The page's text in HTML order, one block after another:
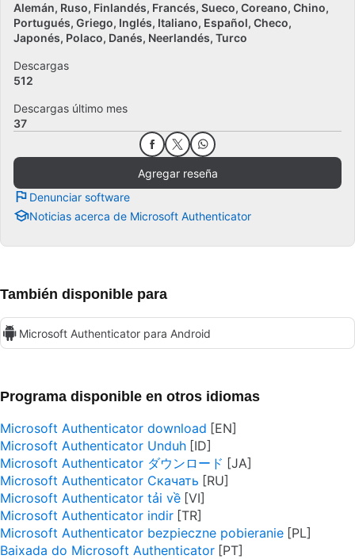
Alemán Ruso Finlandés Francés Sueco Coreano Chino
Portugués Griego Inglés Italiano Español Checo
Japonés Polaco Danés Neerlandés Turco
Descargas
512
Descargas último mes
37
Agregar reseña
Denunciar software
Noticias acerca de Microsoft Authenticator
También disponible para
Microsoft Authenticator para Android
Programa disponible en otros idiomas
Microsoft Authenticator download
Microsoft Authenticator Unduh
Microsoft Authenticator ダウンロード
Microsoft Authenticator Скачать
Microsoft Authenticator tải về
Microsoft Authenticator indir
Microsoft Authenticator bezpieczne pobieranie
Baixada do Microsoft Authenticator